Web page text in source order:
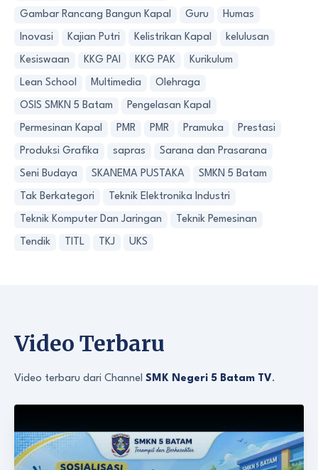
Gambar Rancang Bangun Kapal Guru Humas
Inovasi Kajian Putri Kelistrikan Kapal kelulusan
Kesiswaan KKG PAI KKG PAK Kurikulum
Lean School Multimedia Olehraga
OSIS SMKN 5 Batam Pengelasan Kapal
Permesinan Kapal PMR PMR Pramuka Prestasi
Produksi Grafika sapras Sarana dan Prasarana
Seni Budaya SKANEMA PUSTAKA SMKN 5 Batam
Tak Berkategori Teknik Elektronika Industri
Teknik Komputer Dan Jaringan Teknik Pemesinan
Tendik TITL TKJ UKS
Video Terbaru
Video terbaru dari Channel SMK Negeri 5 Batam TV.